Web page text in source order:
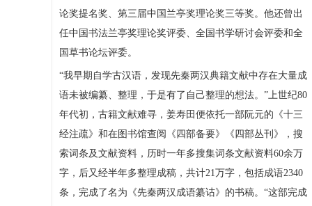
论奖提名奖、第三届中国兰亭奖理论奖三等奖。他还曾出
任中国书法兰亭奖理论奖评委、全国书学研讨会评委和全
国草书论坛评委。
“我早期自学古汉语，发现先秦两汉典籍文献中存在大量成
语未被编纂、整理，于是有了自己整理的想法。”上世纪80
年代初，古籍文献难寻，姜寿田便依托一部阮元的《十三
经注疏》和在图书馆查阅《四部备要》《四部丛刊》，搜
索词条及文献资料，历时一年多搜集词条文献资料60余万
字，后又经半年多整理成稿，共计21万字，包括成语2340
条，完成了名为《先秦两汉成语纂诂》的书稿。“这部完成